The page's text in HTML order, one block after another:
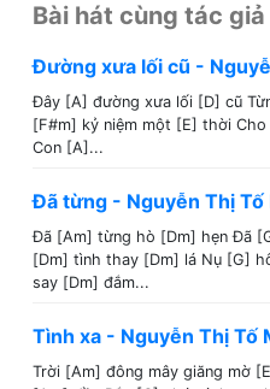
Bài hát cùng tác giả
Đường xưa lối cũ -
Đây [A] đường xưa lối [D] cũ
[F#m] kỷ niệm một [E] thời
Con [A]...
Đã từng - Nguyễn Thị Tố
Đã [Am] từng hò [Dm] hẹn Đã
[Dm] tình thay [Dm] lá Nụ [G]
say [Dm] đắm...
Tình xa - Nguyễn Thị Tố
Trời [Am] đông mây giăng mờ